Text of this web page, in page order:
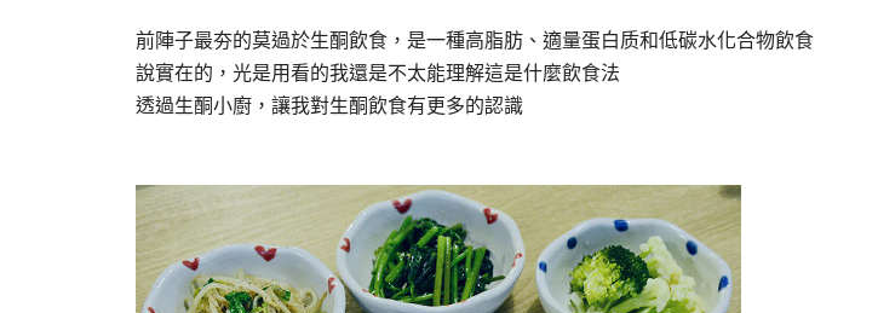
前陣子最夯的莫過於生酮飲食，是一種高脂肪、適量蛋白质和低碳水化合物飲食
說實在的，光是用看的我還是不太能理解這是什麼飲食法
透過生酮小廚，讓我對生酮飲食有更多的認識